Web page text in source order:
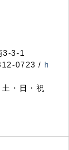
3-3-1
0723 / h
・日・祝